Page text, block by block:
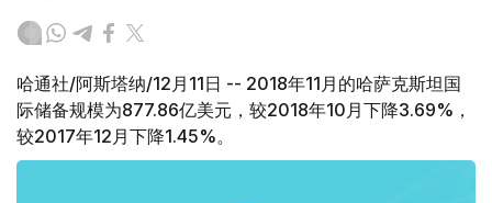
哈通社/阿斯塔纳/12月11日 -- 2018年11月的哈萨克斯坦国
际储备规模为877.86亿美元，较2018年10月下降3.69%，
较2017年12月下降1.45%。